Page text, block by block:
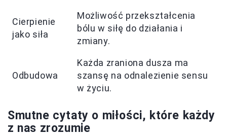
Cierpienie
jako siła
Możliwość przekształcenia
bólu w siłę do działania i
zmiany.
Odbudowa
Każda zraniona dusza ma
szansę na odnalezienie sensu
w życiu.
Smutne cytaty o miłości, które każdy
z nas zrozumie